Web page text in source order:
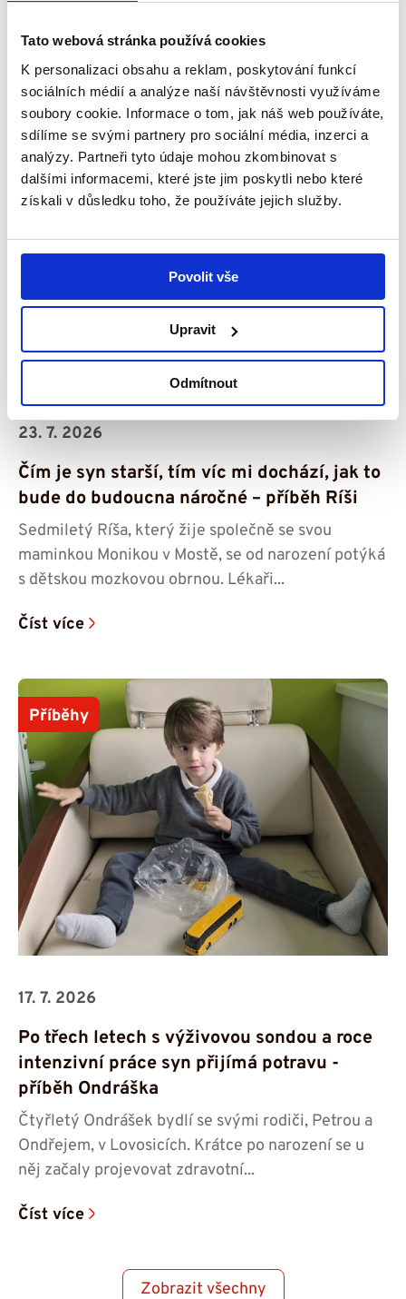
Tato webová stránka používá cookies
K personalizaci obsahu a reklam, poskytování funkcí
sociálních médií a analýze naší návštěvnosti využíváme
soubory cookie. Informace o tom, jak náš web používáte,
sdílíme se svými partnery pro sociální média, inzerci a
analýzy. Partneři tyto údaje mohou zkombinovat s
dalšími informacemi, které jste jim poskytli nebo které
získali v důsledku toho, že používáte jejich služby.
Povolit vše
Upravit
Odmítnout
Příběhy
23. 7. 2026
Čím je syn starší, tím víc mi dochází, jak to
bude do budoucna náročné – příběh Ríši
Sedmiletý Ríša, který žije společně se svou
maminkou Monikou v Mostě, se od narození potýká
s dětskou mozkovou obrnou. Lékaři...
Číst více
Příběhy
17. 7. 2026
Po třech letech s výživovou sondou a roce
intenzivní práce syn přijímá potravu -⁠⁠⁠⁠⁠⁠
příběh Ondráška
Čtyřletý Ondrášek bydlí se svými rodiči, Petrou a
Ondřejem, v Lovosicích. Krátce po narození se u
něj začaly projevovat zdravotní...
Číst více
Zobrazit všechny